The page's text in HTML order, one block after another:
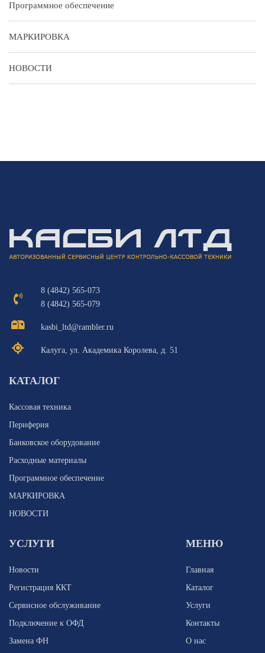
Программное обеспечение
МАРКИРОВКА
НОВОСТИ
8 (4842) 565-073
8 (4842) 565-079
kasbi_ltd@rambler.ru
Калуга, ул. Академика Королева, д. 51
КАТАЛОГ
Кассовая техника
Периферия
Банковское оборудование
Расходные материалы
Программное обеспечение
МАРКИРОВКА
НОВОСТИ
УСЛУГИ
Новости
Регистрация ККТ
Сервисное обслуживание
Подключение к ОФД
Замена ФН
МЕНЮ
Главная
Каталог
Услуги
Контакты
О нас